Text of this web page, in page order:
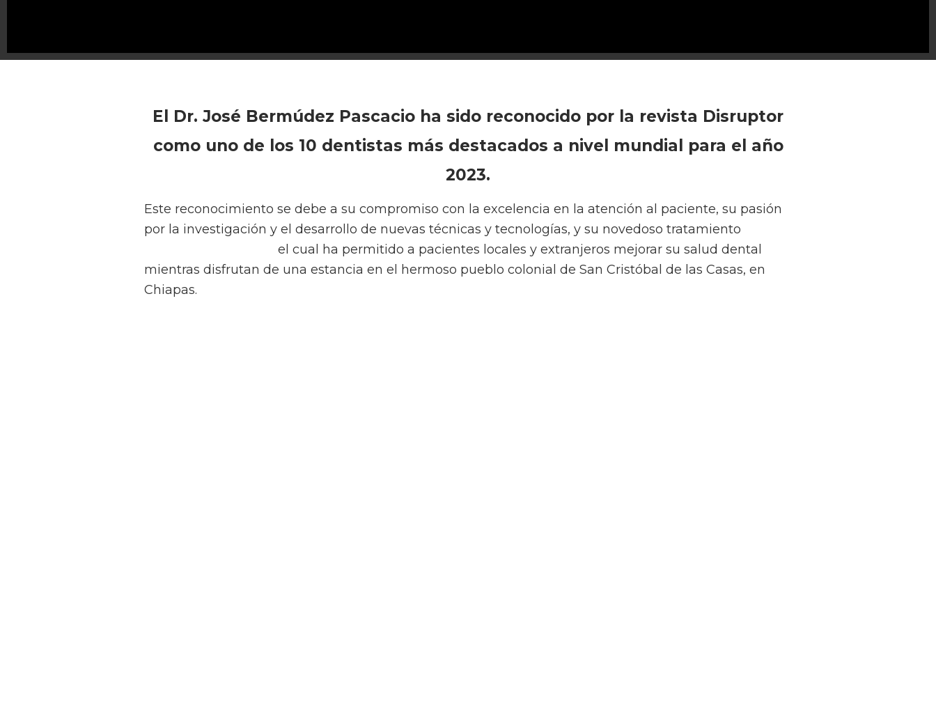
El Dr. José Bermúdez Pascacio ha sido reconocido por la revista Disruptor
como uno de los 10 dentistas más destacados a nivel mundial para el año
2023.
Este reconocimiento se debe a su compromiso con la excelencia en la atención al paciente, su pasión
por la investigación y el desarrollo de nuevas técnicas y tecnologías, y su novedoso tratamiento
el cual ha permitido a pacientes locales y extranjeros mejorar su salud dental
mientras disfrutan de una estancia en el hermoso pueblo colonial de San Cristóbal de las Casas, en
Chiapas.